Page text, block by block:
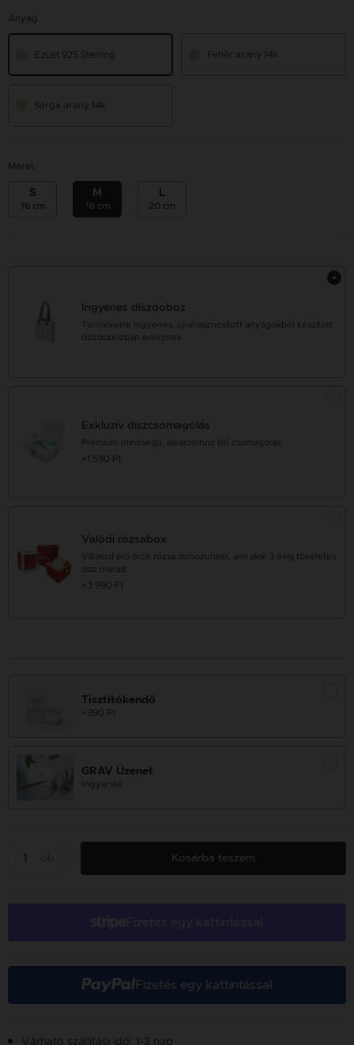
Anyag
Ezüst 925 Sterling Fehér arany 14k
Sárga arany 14k
Méret
S
16 cm
M
18 cm
L
20 cm
Ingyenes díszdoboz
Termékeink ingyenes, újrahasznosított anyagokból készített
díszdobozban érkeznek
Exkluzív díszcsomagolás
Prémium minőségű, alkalomhoz illő csomagolás.
+1 590 Ft
Valódi rózsabox
Válaszd élő örök rózsa dobozunkat, ami akár 3 évig tökéletes
dísz marad.
+3 990 Ft
Tisztítókendő
+990 Ft
GRAV Üzenet
ingyenes
Kosárba teszem
Fizetés egy kattintással
Várható szállítási idő: 1-3 nap